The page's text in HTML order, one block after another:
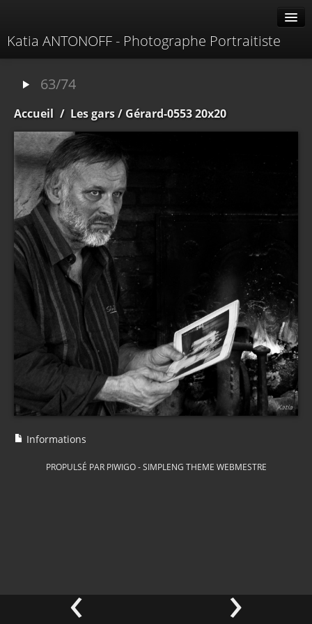
Katia ANTONOFF - Photographe Portraitiste
Contacter
63/74
Accueil / Les gars/ Gérard-0553 20x20
‹ ›
Informations
PROPULSÉ PAR PIWIGO-SIMPLENG THEME WEBMESTRE